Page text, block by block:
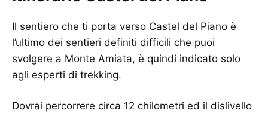
Il sentiero che ti porta verso Castel del Piano è
l’ultimo dei sentieri definiti difficili che puoi
svolgere a Monte Amiata, è quindi indicato solo
agli esperti di trekking.
Dovrai percorrere circa 12 chilometri ed il dislivello